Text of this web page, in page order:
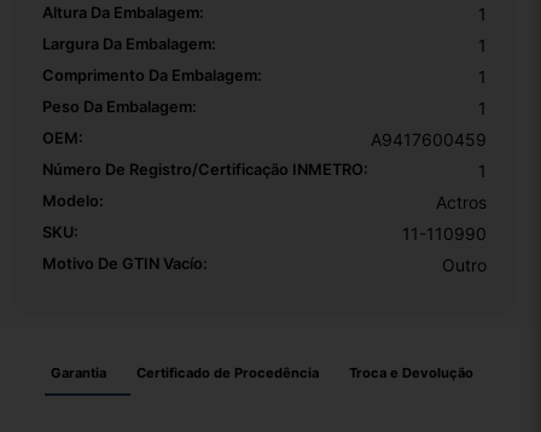
Altura Da Embalagem: 1
Largura Da Embalagem: 1
Comprimento Da Embalagem: 1
Peso Da Embalagem: 1
OEM: A9417600459
Número De Registro/certificação INMETRO: 1
Modelo: Actros
SKU: 11-110990
Motivo De GTIN Vacío: Outro
Garantia Certificado de Procedência Troca e Devolução